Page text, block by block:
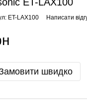
ET-LAX100 Написати
швидко